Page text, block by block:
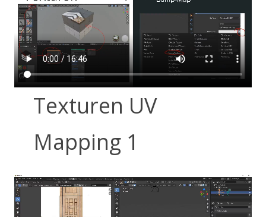
Texturen UV
Mapping 1